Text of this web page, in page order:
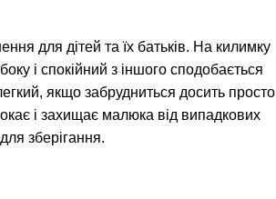
для дітей та їх батьків. На килимку
і спокійний з іншого сподобається
якщо забрудниться досить просто
і захищає малюка від випадкових
зберігання.